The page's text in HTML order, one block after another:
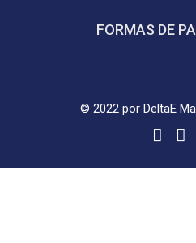
FORMAS DE
© 2022 por DeltaE